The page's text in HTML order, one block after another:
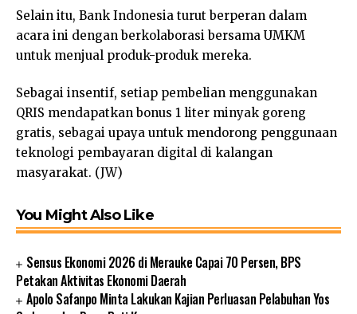
Selain itu, Bank Indonesia turut berperan dalam
acara ini dengan berkolaborasi bersama UMKM
untuk menjual produk-produk mereka.
Sebagai insentif, setiap pembelian menggunakan
QRIS mendapatkan bonus 1 liter minyak goreng
gratis, sebagai upaya untuk mendorong penggunaan
teknologi pembayaran digital di kalangan
masyarakat. (JW)
You Might Also Like
Sensus Ekonomi 2026 di Merauke Capai 70 Persen, BPS
Petakan Aktivitas Ekonomi Daerah
Apolo Safanpo Minta Lakukan Kajian Perluasan Pelabuhan Yos